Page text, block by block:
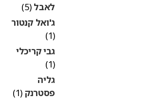
לאבל(5)
ג'ואל קנטור
גבי קריכלי
גליה
פסטרנק(1)